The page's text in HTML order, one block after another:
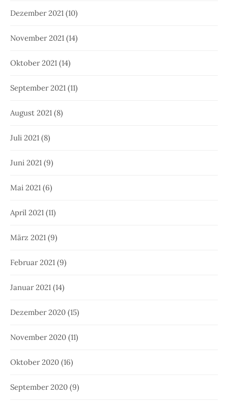
Dezember 2021 (10)
November 2021 (14)
Oktober 2021 (14)
September 2021 (11)
August 2021 (8)
Juli 2021 (8)
Juni 2021 (9)
Mai 2021 (6)
April 2021 (11)
März 2021 (9)
Februar 2021 (9)
Januar 2021 (14)
Dezember 2020 (15)
November 2020 (11)
Oktober 2020 (16)
September 2020 (9)